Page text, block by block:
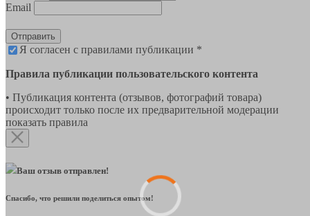
Email
Отправить
Я согласен с правилами публикации *
Правила публикации пользовательского контента
• Публикация контента (отзывов, фотографий товара)
происходит только после их предварительной модерации
показать правила
Ваш отзыв отправлен!
Спасибо, что решили поделиться опытом!